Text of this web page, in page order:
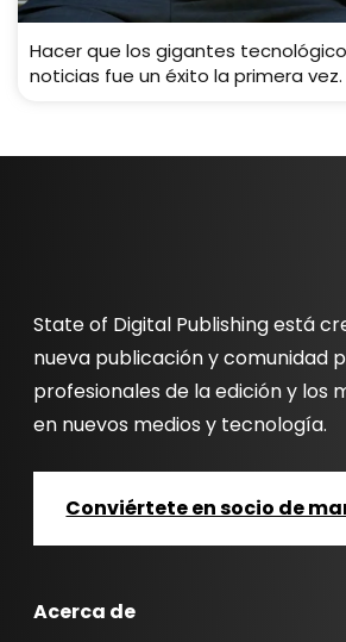
Hacer que los gigantes
noticias fue un éxito la primera
State of Digital Publishing está
nueva publicación y comunidad
profesionales de la edición y los
en nuevos medios y tecnología.
Conviértete en socio de
Acerca de